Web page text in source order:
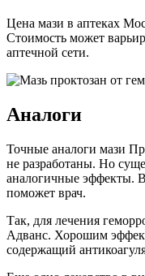
Цена мази в аптеках
Стоимость может
аптечной сети.
Аналоги
Точные аналоги мази
не разработаны. Но
аналогичные эффекты.
поможет врач.
Так, для лечения
Адванс. Хорошим
содержащий